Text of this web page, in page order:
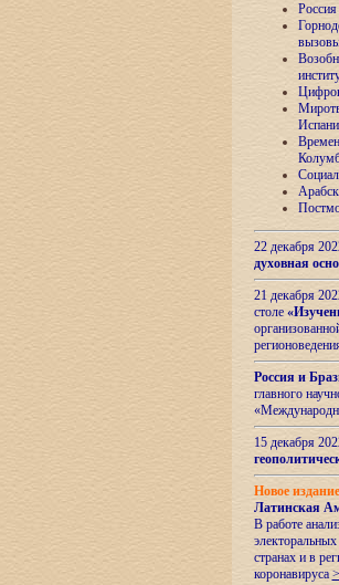
22 декабря
духовная
21 декабря
столе
Россия и
главного
15 декабря
Новое
Латинская
В работе
странах и в
коронавируса